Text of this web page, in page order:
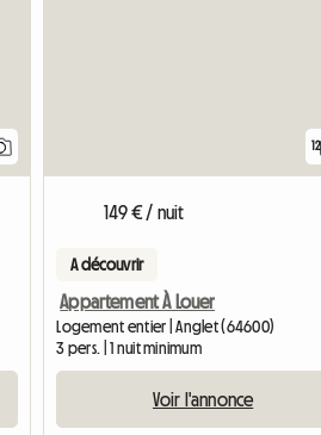
12
149 € / nuit
A découvrir
Appartement À Louer
Logement entier | Anglet (64600)
3 pers. | 1 nuit minimum
Voir l'annonce